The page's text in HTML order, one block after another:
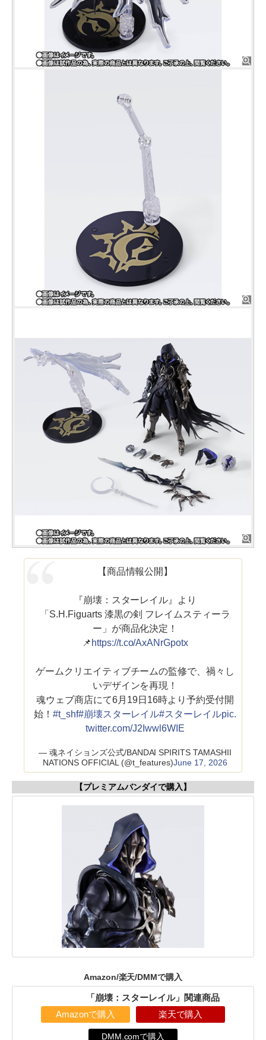
【商品情報公開】
『崩壊：スターレイル』より
「S.H.Figuarts 漆黒の剣 フレイムスティーラ
ー」が商品化決定！
📌 https://t.co/AxANrGpotx
ゲームクリエイティブチームの監修で、禍々し
いデザインを再現！
魂ウェブ商店にて6月19日16時より予約受付開
始！ #t_shf#崩壊スターレイル#スターレイルpic.
twitter.com/J2Iwwl6WIE
— 魂ネイションズ公式/BANDAI SPIRITS TAMASHII
NATIONS OFFICIAL (@t_features)June 17, 2026
【プレミアムバンダイで購入】
Amazon/楽天/DMMで購入
「崩壊：スターレイル」関連商品
Amazonで購入 楽天で購入
DMM.comで購入